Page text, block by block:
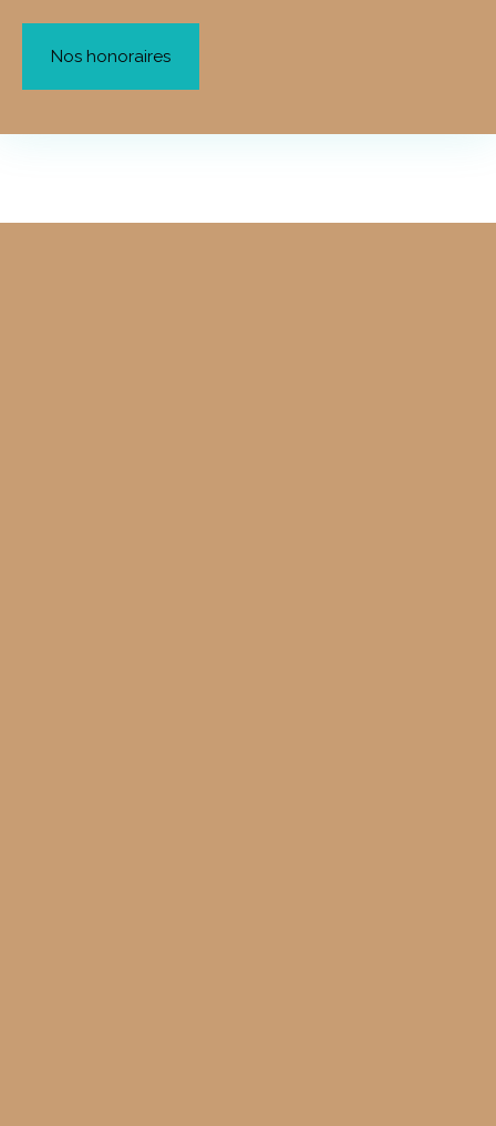
Nos honoraires